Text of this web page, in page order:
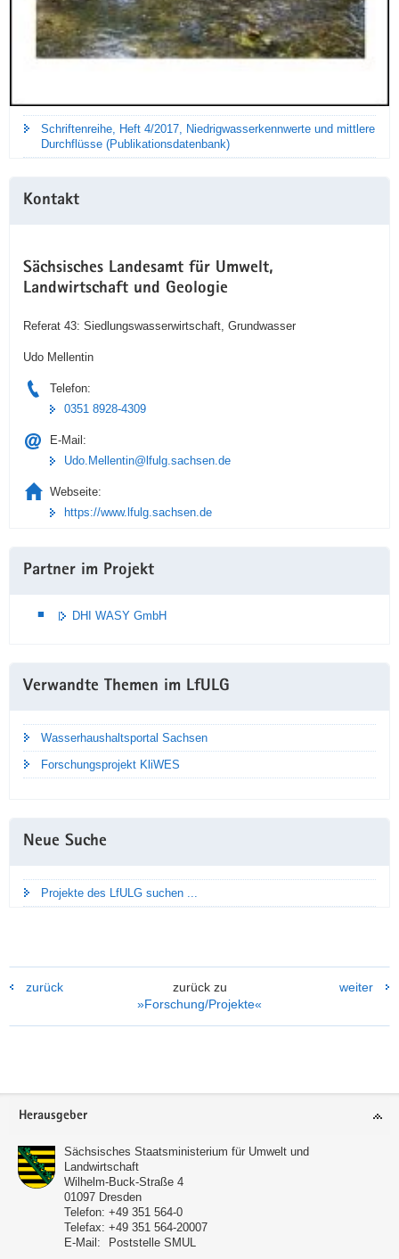
Schriftenreihe, Heft 4/2017, Niedrigwasserkennwerte und mittlere
Durchflüsse (Publikationsdatenbank)
Kontakt
Sächsisches Landesamt für Umwelt,
Landwirtschaft und Geologie
Referat 43: Siedlungswasserwirtschaft, Grundwasser
Udo Mellentin
Telefon:
0351 8928-4309
E-Mail:
Udo.Mellentin@lfulg.sachsen.de
Webseite:
https://www.lfulg.sachsen.de
Partner im Projekt
DHI WASY GmbH
Verwandte Themen im LfULG
Wasserhaushaltsportal Sachsen
Forschungsprojekt KliWES
Neue Suche
Projekte des LfULG suchen ...
zurück
zurück zu
»Forschung/Projekte«
weiter
Footer-
Herausgeber
Sächsisches Staatsministerium für Umwelt und
Landwirtschaft
Wilhelm-Buck-Straße 4
01097 Dresden
Telefon: +49 351 564-0
Telefax: +49 351 564-20007
E-Mail:
Poststelle SMUL